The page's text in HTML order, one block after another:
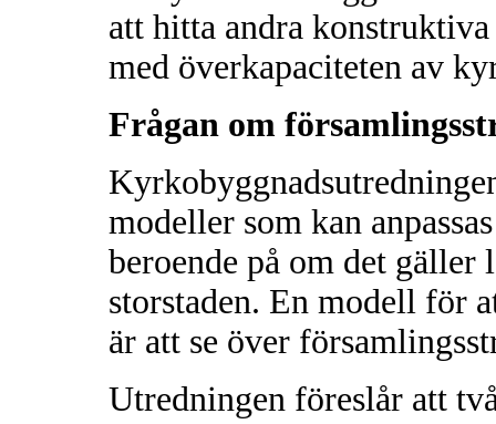
att hitta andra
med överkapaciteten av
Frågan om
modeller som kan
beroende på om det gäller
storstaden. En modell för
är att se över
Utredningen föreslår att